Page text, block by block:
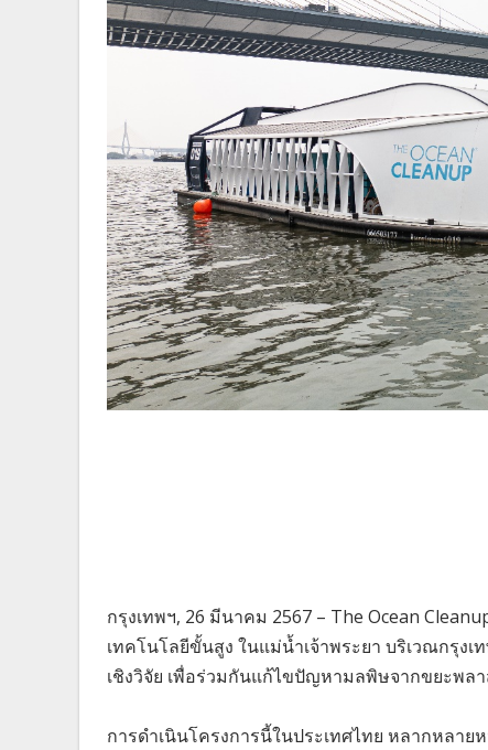
กรุงเทพฯ, 26 มีนาคม 2567 – The Ocean
เทคโนโลยีขั้นสูง ในแม่น้ำเจ้าพระยา บริเวณกรุง
เชิงวิจัย เพื่อร่วมกันแก้ไขปัญหามลพิษจากขยะพ
การดำเนินโครงการนี้ในประเทศไทย หลากหลา